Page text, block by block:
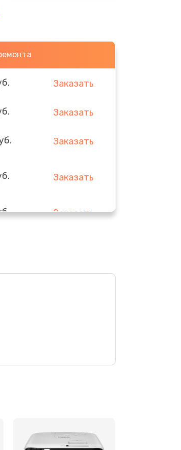
Заказать
Заказать
Заказать
Заказать
Заказать